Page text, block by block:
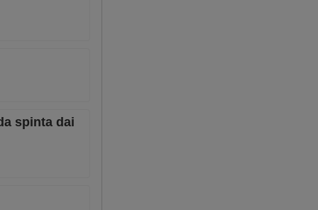
spinta dai